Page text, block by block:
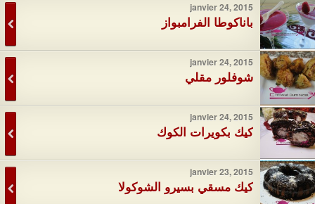
janvier 24, 2015
باناكوطا الفرامبواز
janvier 24, 2015
شوفلور مقلي
janvier 24, 2015
كيك بكويرات الكوك
janvier 23, 2015
كيك مسقي بسيرو الشوكولا